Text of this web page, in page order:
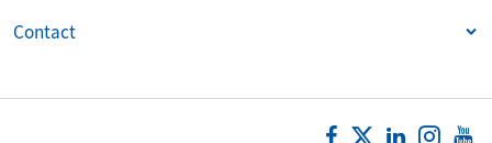
Contact
Facebook
Twitter
LinkedIn